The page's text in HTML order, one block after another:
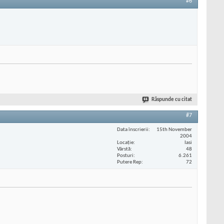
Răspunde cu citat
#7
Data înscrierii
15th November
2004
Locaţie
Iasi
Vârstă
48
Posturi
6.261
Putere Rep
72